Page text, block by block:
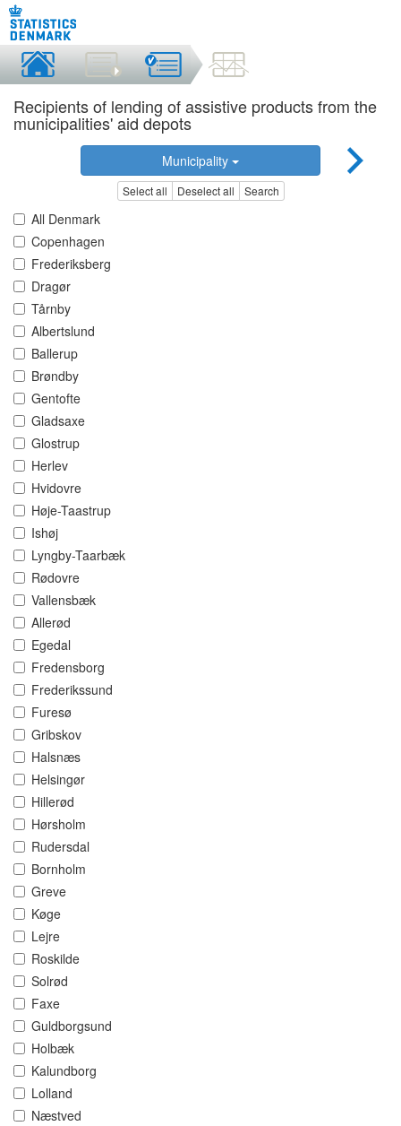
Recipients of lending of assistive products from the
municipalities' aid depots
Municipality
Select all Deselect all Search
All Denmark
Copenhagen
Frederiksberg
Dragør
Tårnby
Albertslund
Ballerup
Brøndby
Gentofte
Gladsaxe
Glostrup
Herlev
Hvidovre
Høje-Taastrup
Ishøj
Lyngby-Taarbæk
Rødovre
Vallensbæk
Allerød
Egedal
Fredensborg
Frederikssund
Furesø
Gribskov
Halsnæs
Helsingør
Hillerød
Hørsholm
Rudersdal
Bornholm
Greve
Køge
Lejre
Roskilde
Solrød
Faxe
Guldborgsund
Holbæk
Kalundborg
Lolland
Næstved